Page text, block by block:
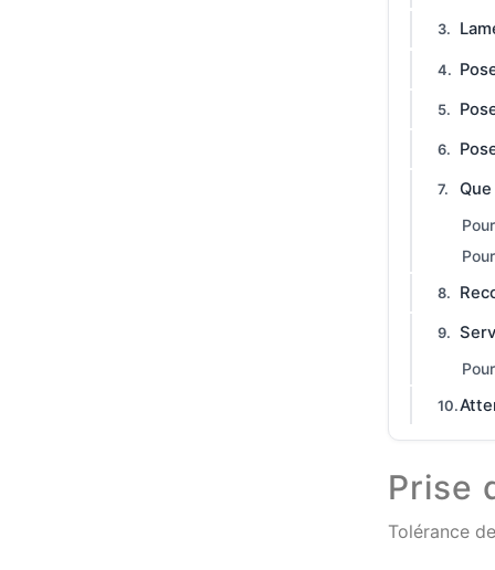
Prise
Tolérance